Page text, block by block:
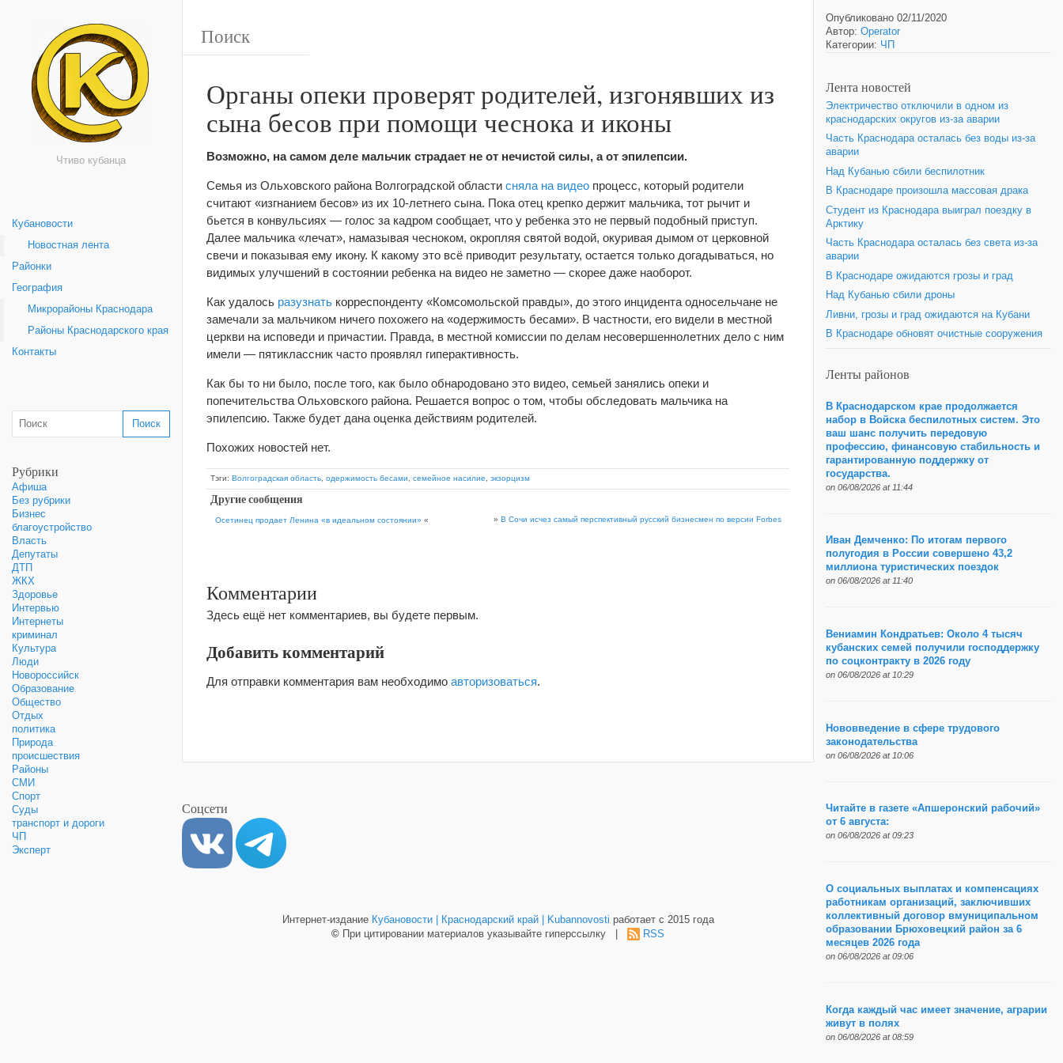
Чтиво кубанца
Кубановости
Новостная лента
Районки
География
Микрорайоны Краснодара
Районы Краснодарского края
Контакты
Рубрики
Афиша
Без рубрики
Бизнес
благоустройство
Власть
Депутаты
ДТП
ЖКХ
Здоровье
Интервью
Интернеты
криминал
Культура
Люди
Новороссийск
Образование
Общество
Отдых
политика
Природа
происшествия
Районы
СМИ
Спорт
Суды
транспорт и дороги
ЧП
Эксперт
Органы опеки проверят родителей, изгонявших из
сына бесов при помощи чеснока и иконы
Возможно, на самом деле мальчик страдает не от нечистой силы, а от эпилепсии.
Семья из Ольховского района Волгоградской области сняла на видео процесс, который родители
считают «изгнанием бесов» из их 10-летнего сына. Пока отец крепко держит мальчика, тот рычит и
бьется в конвульсиях — голос за кадром сообщает, что у ребенка это не первый подобный приступ.
Далее мальчика «лечат», намазывая чесноком, окропляя святой водой, окуривая дымом от церковной
свечи и показывая ему икону. К какому это всё приводит результату, остается только догадываться, но
видимых улучшений в состоянии ребенка на видео не заметно — скорее даже наоборот.
Как удалось разузнать корреспонденту «Комсомольской правды», до этого инцидента односельчане не
замечали за мальчиком ничего похожего на «одержимость бесами». В частности, его видели в местной
церкви на исповеди и причастии. Правда, в местной комиссии по делам несовершеннолетних дело с ним
имели — пятиклассник часто проявлял гиперактивность.
Как бы то ни было, после того, как было обнародовано это видео, семьей занялись опеки и
попечительства Ольховского района. Решается вопрос о том, чтобы обследовать мальчика на
эпилепсию. Также будет дана оценка действиям родителей.
Похожих новостей нет.
Тэги: Волгоградская область одержимость бесами семейное насилие экзорцизм
Другие сообщения
Осетинец продает Ленина «в идеальном состоянии» « » В Сочи исчез самый перспективный русский бизнесмен по версии Forbes
Комментарии
Здесь ещё нет комментариев, вы будете первым.
Добавить комментарий
Для отправки комментария вам необходимо авторизоваться.
Опубликовано 02/11/2020
Автор: Operator
Категории: ЧП
Лента новостей
Электричество отключили в одном из
краснодарских округов из-за аварии
Часть Краснодара осталась без воды из-за
аварии
Над Кубанью сбили беспилотник
В Краснодаре произошла массовая драка
Студент из Краснодара выиграл поездку в
Арктику
Часть Краснодара осталась без света из-за
аварии
В Краснодаре ожидаются грозы и град
Над Кубанью сбили дроны
Ливни, грозы и град ожидаются на Кубани
В Краснодаре обновят очистные сооружения
Ленты районов
В Краснодарском крае продолжается
набор в Войска беспилотных систем. Это
ваш шанс получить передовую
профессию, финансовую стабильность и
гарантированную поддержку от
государства.
on 06/08/2026 at 11:44
Иван Демченко: По итогам первого
полугодия в России совершено 43,2
миллиона туристических поездок
on 06/08/2026 at 11:40
Вениамин Кондратьев: Около 4 тысяч
кубанских семей получили господдержку
по соцконтракту в 2026 году
on 06/08/2026 at 10:29
Нововведение в сфере трудового
законодательства
on 06/08/2026 at 10:06
Читайте в газете «Апшеронский рабочий»
от 6 августа:
on 06/08/2026 at 09:23
О социальных выплатах и компенсациях
работникам организаций, заключивших
коллективный договор вмуниципальном
образовании Брюховецкий район за 6
месяцев 2026 года
on 06/08/2026 at 09:06
Когда каждый час имеет значение, аграрии
живут в полях
on 06/08/2026 at 08:59
Соцсети
Интернет-издание Кубановости | Краснодарский край | Kubannovosti работает с 2015 года
© При цитировании материалов указывайте гиперссылку | RSS